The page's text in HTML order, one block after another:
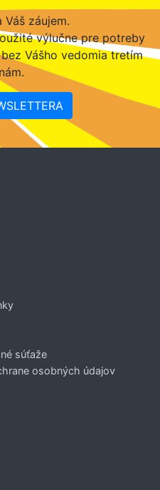
Váš záujem.
výlučne pre potreby
Vášho vedomia tretím
súťaže
osobných údajov